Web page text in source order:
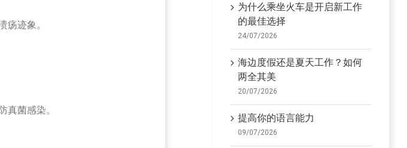
疡迹象。
菌感染。
为什么乘坐火车是开启新工作
的最佳选择
24/07/2026
海边度假还是夏天工作？如何
两全其美
20/07/2026
提高你的语言能力
09/07/2026